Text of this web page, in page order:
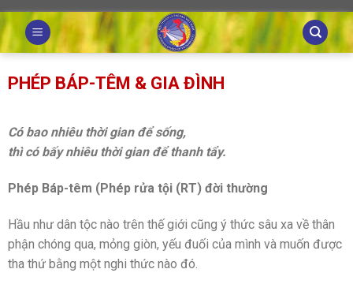
Skip
to
content
PHÉP BÁP-TÊM & GIA ĐÌNH
Có bao nhiêu thời gian để sống,
thì có bấy nhiêu thời gian để thanh tẩy.
Phép Báp-têm (Phép rửa tội (RT) đời thường
Hầu như dân tộc nào trên thế giới cũng ý thức sâu xa về thân
phận chóng qua, mỏng giòn, yếu đuối của mình và muốn được
tha thứ bằng một nghi thức nào đó.